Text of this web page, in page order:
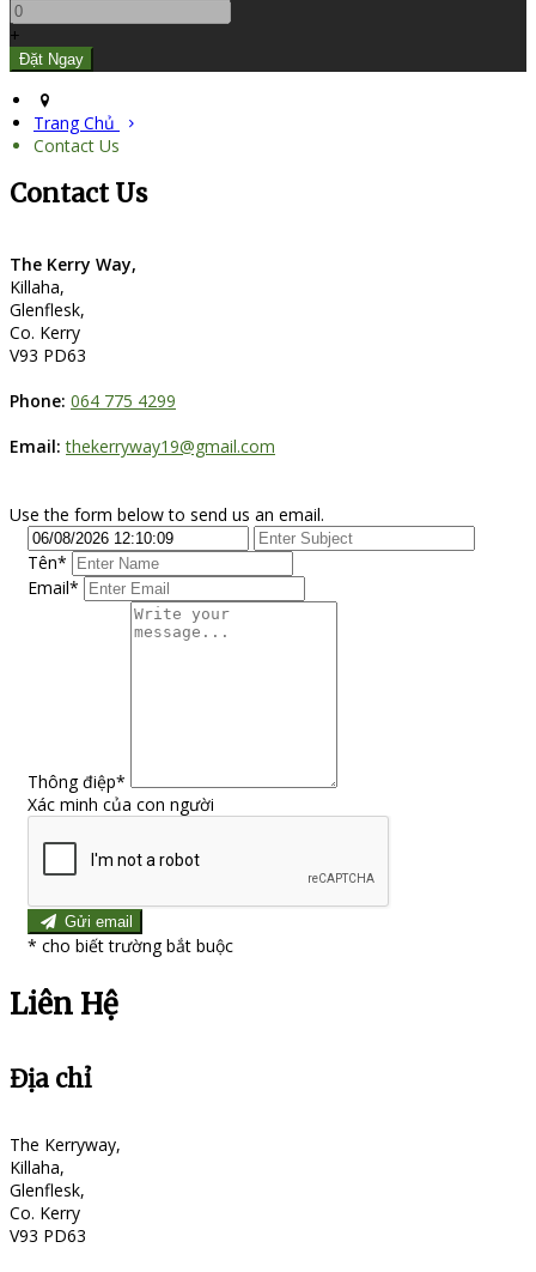
+
Trang Chủ
Contact Us
Contact Us
The Kerry Way,
Killaha,
Glenflesk,
Co. Kerry
V93 PD63
Phone: 064 775 4299
Email: thekerryway19@gmail.com
Use the form below to send us an email.
Tên*
Email*
Thông điệp*
Xác minh của con người
Gửi email
* cho biết trường bắt buộc
Liên Hệ
Địa chỉ
The Kerryway,
Killaha,
Glenflesk,
Co. Kerry
V93 PD63